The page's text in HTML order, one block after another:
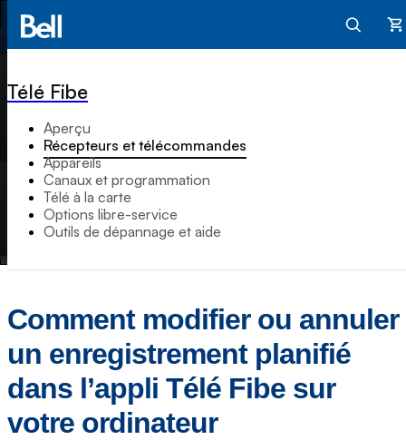
Télé Fibe
Aperçu
Récepteurs et télécommandes
Appareils
Canaux et programmation
Télé à la carte
Options libre-service
Outils de dépannage et aide
Comment modifier ou annuler
un enregistrement planifié
dans l’appli Télé Fibe sur
votre ordinateur